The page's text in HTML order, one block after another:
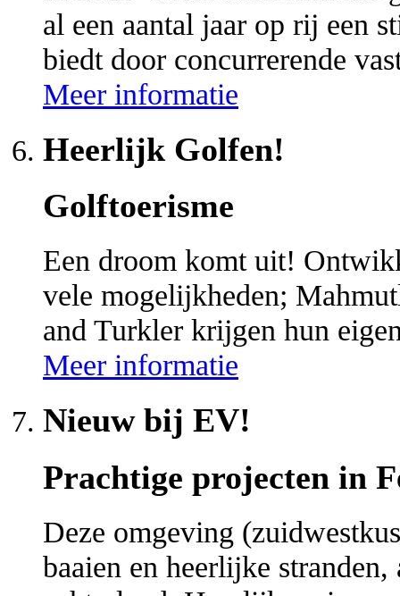
al een aantal jaar op rij een
biedt door concurrerende
Meer informatie
Heerlijk Golfen!
Golftoerisme
Een droom komt uit!
vele mogelijkheden;
and Turkler krijgen hun
Meer informatie
Nieuw bij EV!
Prachtige projecten in
Deze omgeving
baaien en heerlijke